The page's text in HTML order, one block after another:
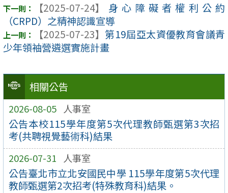
相關公告
2026-08-05 人事室
公告本校115學年度第5次代理教師甄選第3次招
考(共聘視覺藝術科)結果
2026-07-31 人事室
公告臺北市立北安國民中學 115學年度第5次代理
教師甄選第2次招考(特殊教育科)結果。
【2025-07-24】
身心障礙者權利公約
（CRPD）之精神認識宣導
【2025-07-23】 第19屆亞太資優教育會議青
少年領袖營遴選實施計畫